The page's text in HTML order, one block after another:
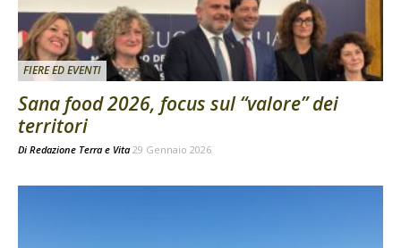
FIERE ED EVENTI
Sana food 2026, focus sul “valore” dei
territori
Di Redazione Terra e Vita 29 Gennaio 2026